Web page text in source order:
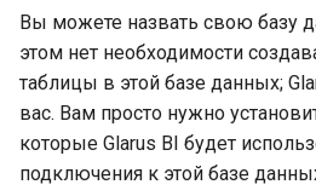
Вы можете назвать свою базу
этом нет необходимости
таблицы в этой базе данных;
вас. Вам просто нужно
которые Glarus BI будет
подключения к этой базе